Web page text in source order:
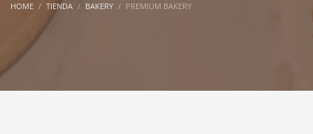
HOME TIENDA BAKERY PREMIUM BAKERY